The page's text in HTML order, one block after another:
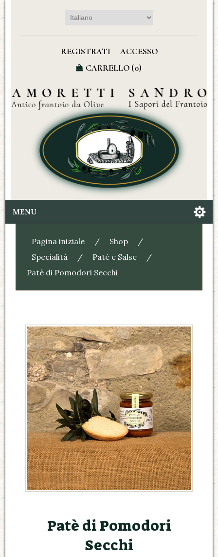
REGISTRATI
ACCESSO
CARRELLO (0)
MENU
Pagina iniziale / Shop
/
Specialità
/ Patè e Salse
/
Patè di Pomodori Secchi
Patè di Pomodori
Secchi